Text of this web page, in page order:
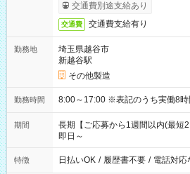
交通費別途支給あり
交通費 交通費支給有り
勤務地
埼玉県越谷市
新越谷駅
その他製造
勤務時間 8:00～17:00 ※表記のうち実働
期間
長期【ご応募から1週間以内(最短
即日～
特徴 日払いOK / 履歴書不要 / 電話対応